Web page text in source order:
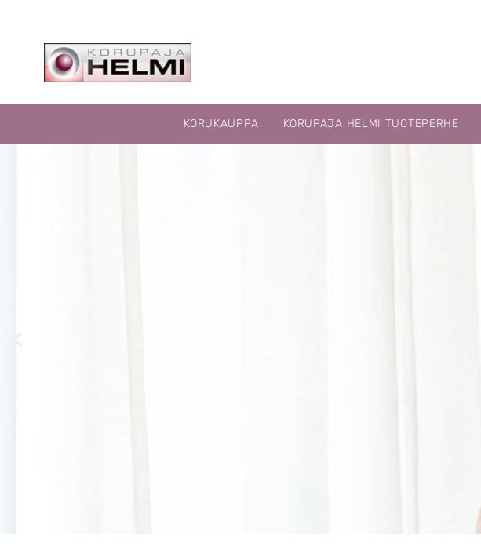
KORUKAUPPA KORUPAJA HELMI TUOTEPERHE